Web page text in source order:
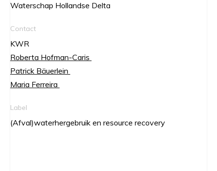
Waterschap Hollandse Delta
Contact
KWR
Roberta Hofman-Caris
Patrick Bäuerlein
Maria Ferreira
Label
(Afval)waterhergebruik en resource recovery